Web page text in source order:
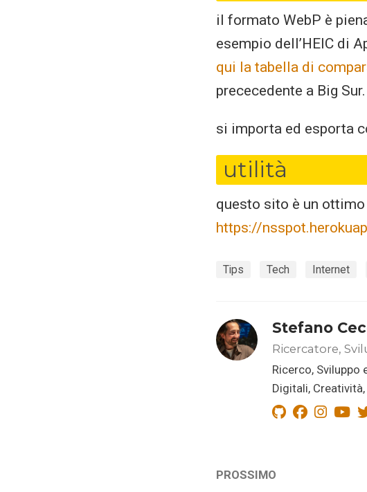
il formato WebP è
esempio dell’HEIC di
qui la tabella di
prececedente a Big Sur.
si importa ed esporta
utilità
questo sito è un
https://
Tips Tech Internet
Stefano
Ricercatore,
Ricerco, Sviluppo
Digitali,
PROSSIMO